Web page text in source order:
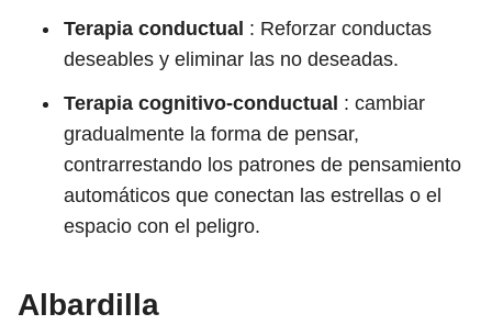
Terapia conductual : Reforzar conductas
deseables y eliminar las no deseadas.
Terapia cognitivo-conductual : cambiar
gradualmente la forma de pensar,
contrarrestando los patrones de pensamiento
automáticos que conectan las estrellas o el
espacio con el peligro.
Albardilla